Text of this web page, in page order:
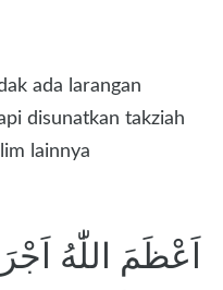
ada larangan
disunatkan takziah
lainnya
اَعْظَمَ اللّٰهُ